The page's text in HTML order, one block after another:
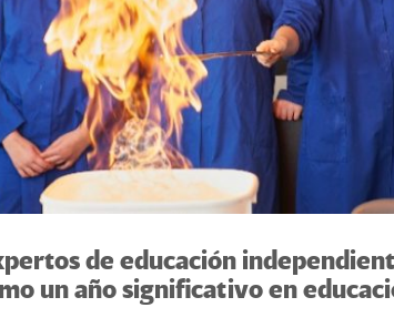
de educación
un año significativo en